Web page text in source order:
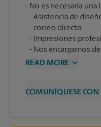
Asistencia de
correo directo
Impresiones
Nos encargamos
READ MORE
COMUNÍQUESE CON